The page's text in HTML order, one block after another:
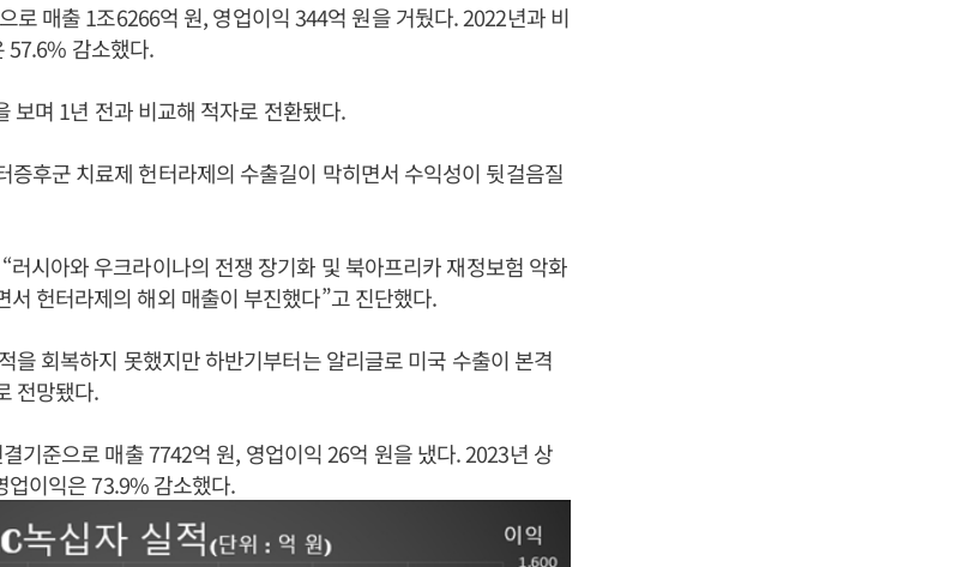
로 매출 1조6266억 원, 영업이익 344억 원을 거뒀다. 2022년과 비
57.6% 감소했다.
보며 1년 전과 비교해 적자로 전환됐다.
증후군 치료제 헌터라제의 수출길이 막히면서 수익성이 뒷걸음질
러시아와 우크라이나의 전쟁 장기화 및 북아프리카 재정보험 악화
헌터라제의 해외 매출이 부진했다”고 진단했다.
을 회복하지 못했지만 하반기부터는 알리글로 미국 수출이 본격
전망됐다.
기준으로 매출 7742억 원, 영업이익 26억 원을 냈다. 2023년 상
이익은 73.9% 감소했다.